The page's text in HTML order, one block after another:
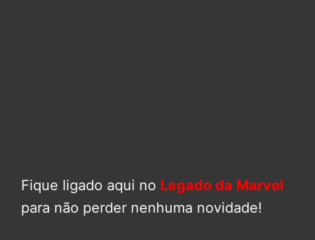
Fique ligado aqui no Legado da Marvel
para não perder nenhuma novidade!